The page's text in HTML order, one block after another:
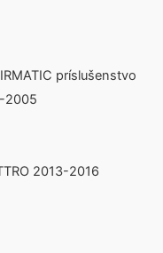
príslušenstvo
2005
2013-2016